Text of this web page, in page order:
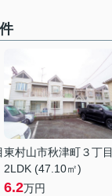
東村山市秋津町３丁目
2LDK (47.10㎡)
6.2万円